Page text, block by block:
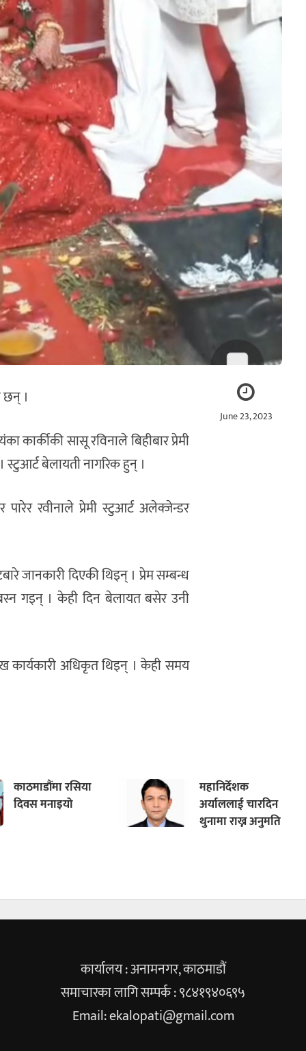
June 23, 2023
छन् ।
कार्कीकी सासू रविनाले बिहीबार प्रेमी
बेलायती नागरिक हुन् ।
रवीनाले प्रेमी स्टुआर्ट अलेक्जेन्डर
जानकारी दिएकी थिइन् । प्रेम सम्बन्ध
गइन् । केही दिन बेलायत बसेर उनी
कार्यकारी अधिकृत थिइन् । केही समय
काठमाडौंमा रसिया
दिवस मनाइयो
महानिर्देशक
अर्याललाई चारदिन
थुनामा राख्न अनुमति
कार्यालय : अनामनगर, काठमाडौं
समाचारका लागि सम्पर्क : ९८४१९४०६९५
Email:ekalopati@gmail.com